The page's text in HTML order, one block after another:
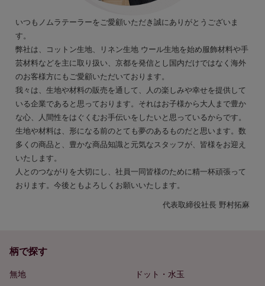
いつもノムラテーラーをご愛顧いただき誠にありがとうございま
す。
弊社は、コットン生地、リネン生地 ウール生地を始め服飾材料や手
芸材料などを主に取り扱い、京都を発信とし国内だけではなく海外
のお客様方にもご愛顧いただいております。
我々は、生地や材料の販売を通して、人の楽しみや幸せを提供して
いる企業であると思っております。それはお子様から大人まで豊か
な心、人間性をはぐくむお手伝いをしたいと思っているからです。
生地や材料は、形になる前のとても夢のあるものだと思います。数
多くの商品と、豊かな商品知識と元気なスタッフが、皆様をお迎え
いたします。
人とのつながりを大切にし、社員一同皆様のために精一杯頑張って
おります。今後ともよろしくお願いいたします。
代表取締役社長 野村拓麻
柄で探す
無地
ドット・水玉